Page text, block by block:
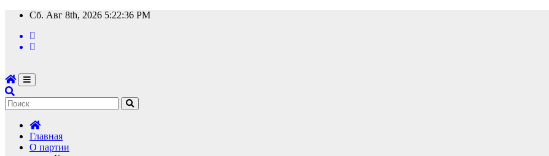
Перейти
содержимому
Сб. Авг 8th, 2026 5:22:37 PM
Главная
О партии